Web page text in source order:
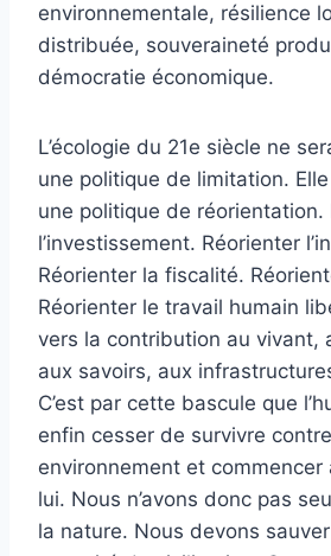
environnementale, résilience
distribuée, souveraineté
démocratie économique.
L’écologie du 21e siècle ne
une politique de limitation.
une politique de réorientation.
l’investissement. Réorienter
Réorienter la fiscalité.
Réorienter le travail humain
vers la contribution au vivant,
aux savoirs, aux
C’est par cette bascule que
enfin cesser de survivre
environnement et commencer
lui. Nous n’avons donc pas
la nature. Nous devons